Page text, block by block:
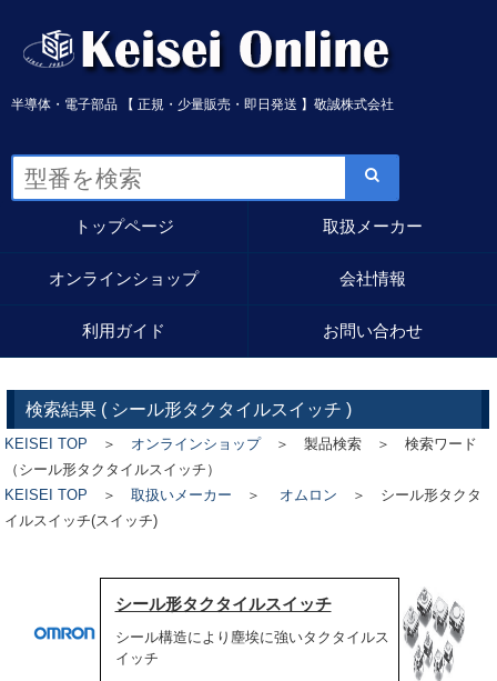
半導体・電子部品 【 正規・少量販売・即日発送 】敬誠株式会社
トップページ 取扱メーカー
オンラインショップ 会社情報
利用ガイド お問い合わせ
検索結果 ( シール形タクタイルスイッチ )
KEISEI TOP ＞ オンラインショップ＞ 製品検索 ＞ 検索ワード
（シール形タクタイルスイッチ）
KEISEI TOP ＞取扱いメーカー ＞ オムロン ＞ シール形タクタ
イルスイッチ(スイッチ)
シール形タクタイルスイッチ
シール構造により塵埃に強いタクタイルス
イッチ